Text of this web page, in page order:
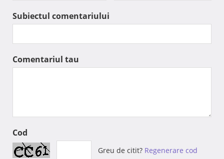
Subiectul comentariului
Comentariul tau
Cod
Greu de citit? Regenerare cod